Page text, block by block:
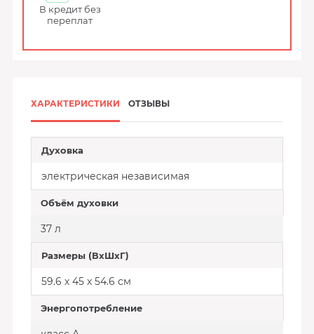
В кредит без
переплат
ХАРАКТЕРИСТИКИ ОТЗЫВЫ
Духовка
электрическая независимая
Объём духовки
37 л
Размеры (ВхШхГ)
59.6 х 45 x 54.6 см
Энергопотребление